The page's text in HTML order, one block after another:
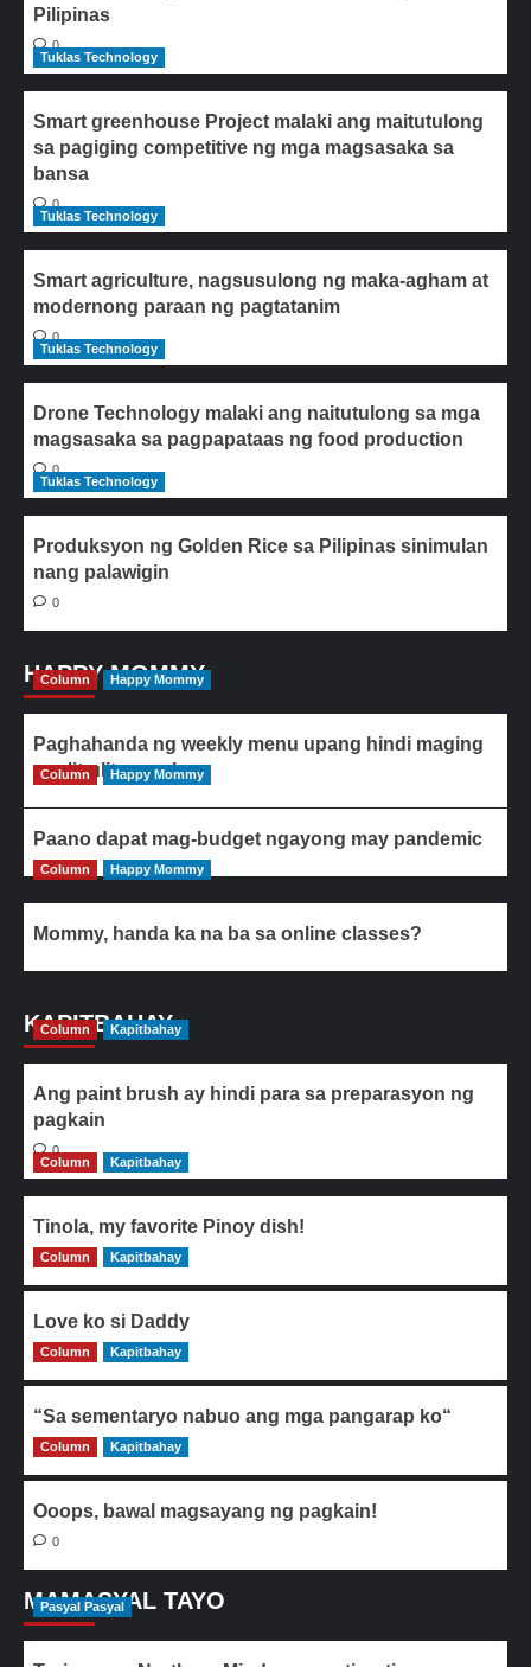
Pilipinas
0
Tuklas Technology
Smart greenhouse Project malaki ang maitutulong
sa pagiging competitive ng mga magsasaka sa
bansa
0
Tuklas Technology
Smart agriculture, nagsusulong ng maka-agham at
modernong paraan ng pagtatanim
0
Tuklas Technology
Drone Technology malaki ang naitutulong sa mga
magsasaka sa pagpapataas ng food production
0
Tuklas Technology
Produksyon ng Golden Rice sa Pilipinas sinimulan
nang palawigin
0
HAPPY MOMMY
Column Happy Mommy
Paghahanda ng weekly menu upang hindi maging
paulit-ulit ang ulam
Column Happy Mommy
Paano dapat mag-budget ngayong may pandemic
Column Happy Mommy
Mommy, handa ka na ba sa online classes?
KAPITBAHAY
Column Kapitbahay
Ang paint brush ay hindi para sa preparasyon ng
pagkain
0
Column
Kapitbahay
Tinola, my favorite Pinoy dish!
0
Column Kapitbahay
Love ko si Daddy
0
Column Kapitbahay
“Sa sementaryo nabuo ang mga pangarap ko“
0
Column Kapitbahay
Ooops, bawal magsayang ng pagkain!
0
MAMASYAL TAYO
Pasyal Pasyal